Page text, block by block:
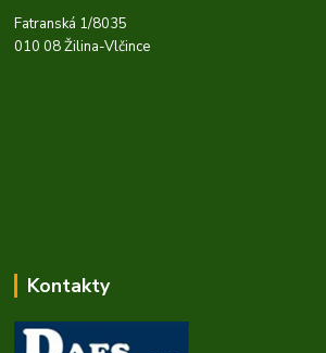
Fatranská 1/8035
010 08 Žilina-Vlčince
Kontakty